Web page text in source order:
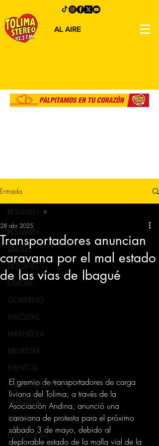
AL AIRE
Entrada
RESUMEN
SALUD
DEPORTES
JUDICIAL
GOBIERNO
INSÓLITAS
FARANDULA
BIENESTAR
EVENTOS
MEDIO AMBIENTE
VARIEDADES
CIUDAD
EDUCACION
RESUMEN
Transportadores anuncian
caravana por el mal estado
de las vías de Ibagué
28 abr 2025
El gremio de transportadores de carga
liviana del Tolima, a través de la
Asociación Andina, anunció una
caravana de protesta para el próximo
sábado 3 de mayo, debido al
deplorable estado de la malla vial de la